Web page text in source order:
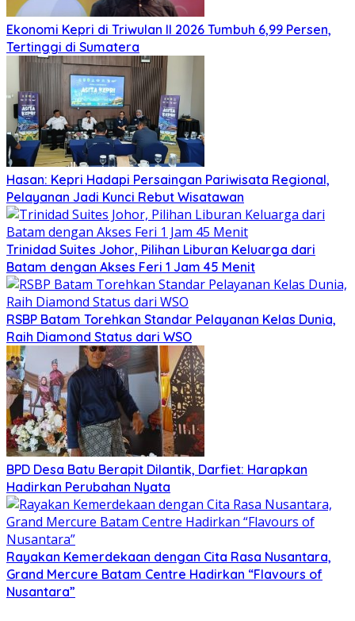
Ekonomi Kepri di Triwulan II 2026 Tumbuh 6,99 Persen,
Tertinggi di Sumatera
Hasan: Kepri Hadapi Persaingan Pariwisata Regional,
Pelayanan Jadi Kunci Rebut Wisatawan
Trinidad Suites Johor, Pilihan Liburan Keluarga dari
Batam dengan Akses Feri 1 Jam 45 Menit
RSBP Batam Torehkan Standar Pelayanan Kelas Dunia,
Raih Diamond Status dari WSO
BPD Desa Batu Berapit Dilantik, Darfiet: Harapkan
Hadirkan Perubahan Nyata
Rayakan Kemerdekaan dengan Cita Rasa Nusantara,
Grand Mercure Batam Centre Hadirkan “Flavours of
Nusantara”